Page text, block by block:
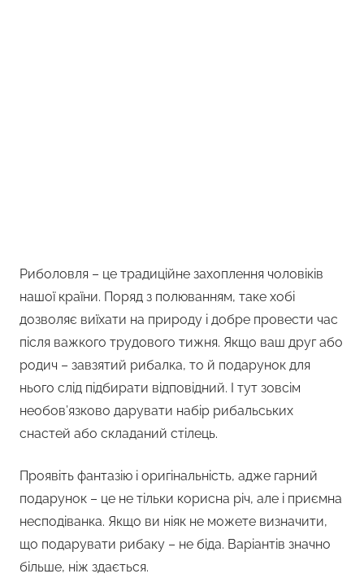
Риболовля – це традиційне захоплення чоловіків
нашої країни. Поряд з полюванням, таке хобі
дозволяє виїхати на природу і добре провести час
після важкого трудового тижня. Якщо ваш друг або
родич – завзятий рибалка, то й подарунок для
нього слід підбирати відповідний. І тут зовсім
необов’язково дарувати набір рибальських
снастей або складаний стілець.
Проявіть фантазію і оригінальність, адже гарний
подарунок – це не тільки корисна річ, але і приємна
несподіванка. Якщо ви ніяк не можете визначити,
що подарувати рибаку – не біда. Варіантів значно
більше, ніж здається.